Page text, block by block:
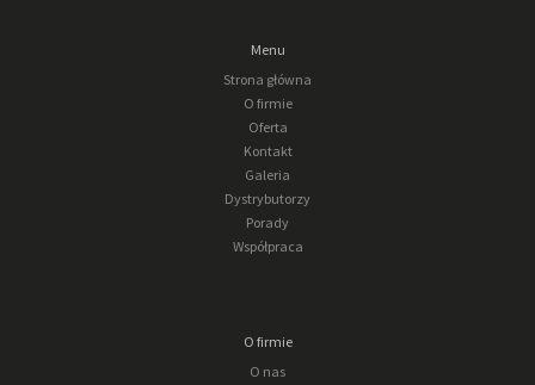
Menu
Strona główna
O firmie
Oferta
Kontakt
Galeria
Dystrybutorzy
Porady
Współpraca
O firmie
O nas